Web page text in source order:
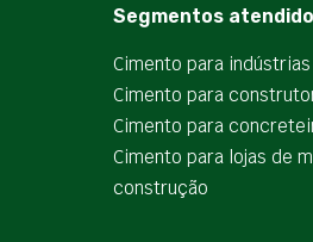
Segmentos
Cimento para
Cimento para
Cimento para
Cimento para lojas de
construção